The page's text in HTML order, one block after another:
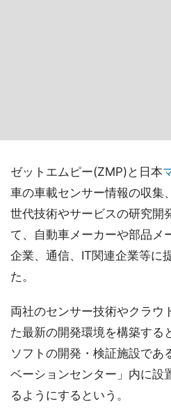
ゼットエムピー(ZMP)と日本
車の車載センサー情報の収集
世代技術やサービスの研究開
て、自動車メーカーや部品メ
企業、通信、IT関連企業等に
た。
両社のセンサー技術やクラウ
た最新の開発環境を構築する
ソフトの開発・検証施設であ
ベーションセンター」内に設
るようにするという。